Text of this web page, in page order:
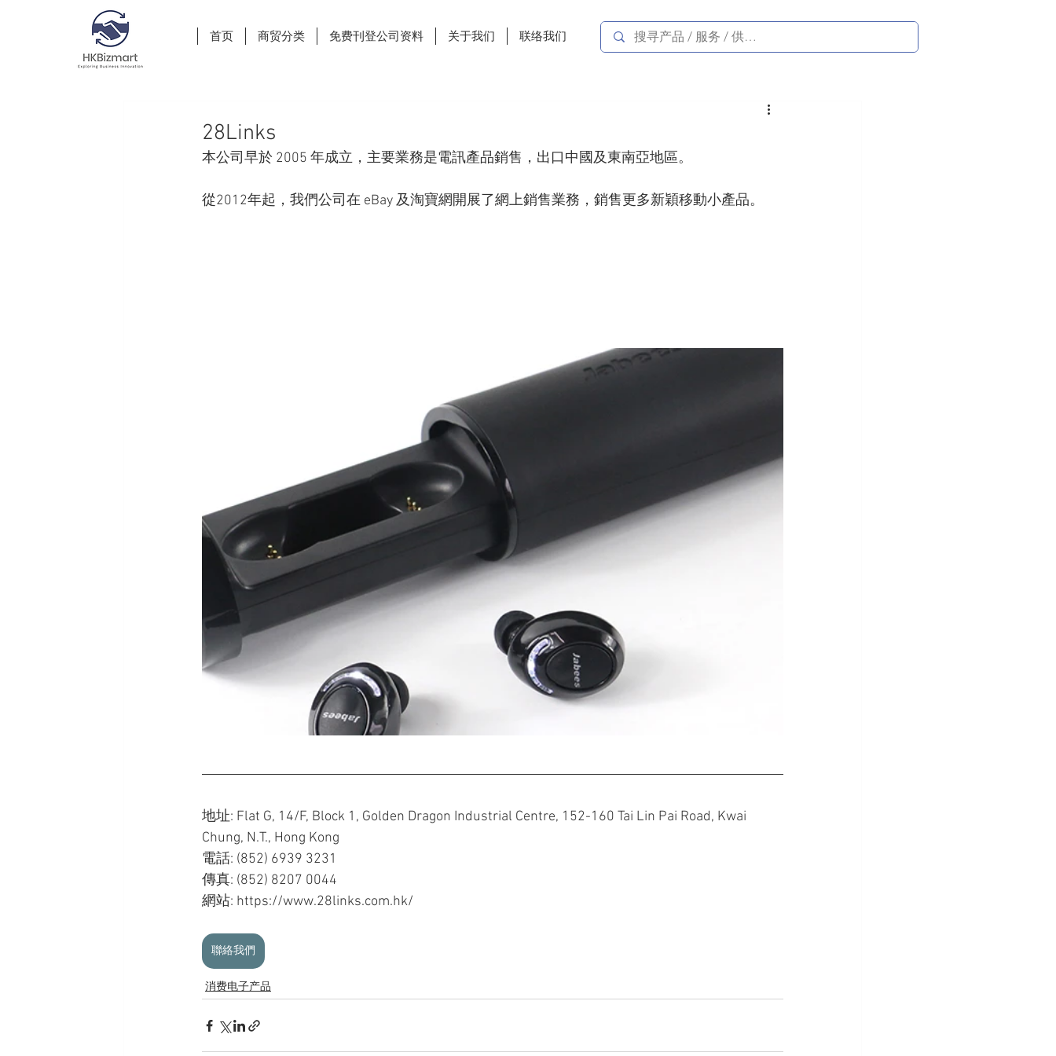
首页 商贸分类 免费刊登公司资料 关于我们 联络我们
28Links
本公司早於 2005 年成立，主要業務是電訊產品銷售，出口中國及東南亞地區。
從2012年起，我們公司在 eBay 及淘寶網開展了網上銷售業務，銷售更多新穎移動小產品。
地址: Flat G, 14/F, Block 1, Golden Dragon Industrial Centre, 152-160 Tai Lin Pai Road, Kwai
Chung, N.T., Hong Kong
電話: (852) 6939 3231
傳真: (852) 8207 0044
網站: https://www.28links.com.hk/
聯絡我們
消费电子产品